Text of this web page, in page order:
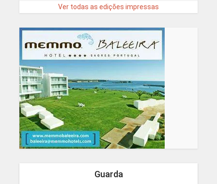
Ver todas as edições impressas
Guarda